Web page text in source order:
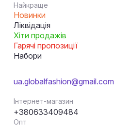
Найкраще
Новинки
Ліквідація
Хіти продажів
Гарячі пропозиції
Набори
ua.globalfashion@gmail.com
Інтернет-магазин
+380633409484
Опт